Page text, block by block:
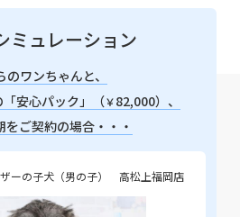
ミュレーション
のワンちゃんと、
安心パック」（￥82,000）、
をご契約の場合・・・
ーの子犬（男の子） 高松上福岡店